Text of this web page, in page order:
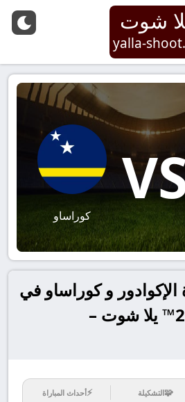
شوت
yalla-
كوراساو
و كوراساو في
كأس العالم 2026™ يلا شوت –
🧩التشكيلة ⚡أحداث المباراة